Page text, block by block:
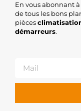
En vous abonnant
de tous les bons
pièces
démarreurs.